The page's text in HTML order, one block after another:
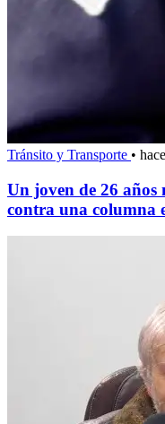
Tránsito y Transporte •
Un joven de 26
contra una columna